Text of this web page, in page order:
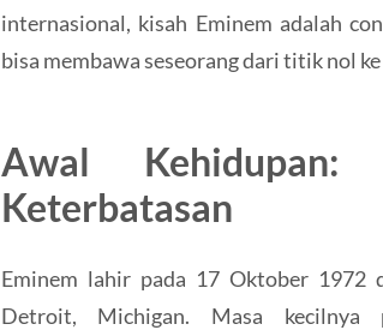
internasional, kisah Eminem adalah
bisa membawa seseorang dari titik nol
Awal
Keterbatasan
Eminem lahir pada 17 Oktober 1972
Detroit, Michigan. Masa kecilnya